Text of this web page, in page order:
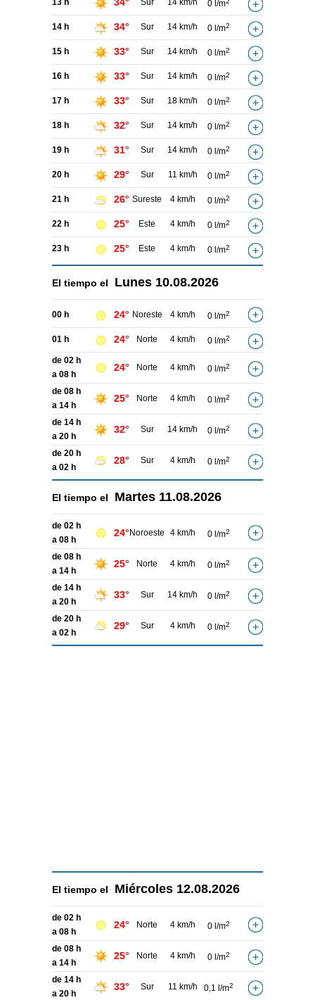
13 h 34° Sur 14 km/h 0 l/m
14 h 34° Sur 14 km/h 0 l/m2
15 h 33° Sur 14 km/h 0 l/m2
16 h 33° Sur 14 km/h 0 l/m2
17 h 33° Sur 18 km/h 0 l/m2
18 h 32° Sur 14 km/h 0 l/m2
19 h 31° Sur 14 km/h 0 l/m2
20 h 29° Sur 11 km/h 0 l/m2
21 h 26° Sureste 4 km/h 0 l/m2
22 h 25° Este 4 km/h 0 l/m2
23 h 25° Este 4 km/h 0 l/m2
El tiempo el Lunes 10.08.2026
00 h 24° Noreste 4 km/h 0 l/m2
01 h 24° Norte 4 km/h 0 l/m2
de 02 h
a 08 h
24° Norte 4 km/h 0 l/m2
de 08 h
a 14 h
25° Norte 4 km/h 0 l/m2
de 14 h
a 20 h
32° Sur 14 km/h 0 l/m2
de 20 h
a 02 h
28° Sur 4 km/h 0 l/m2
El tiempo el Martes 11.08.2026
de 02 h
a 08 h
24° Noroeste 4 km/h 0 l/m2
de 08 h
a 14 h
25° Norte 4 km/h 0 l/m2
de 14 h
a 20 h
33° Sur 14 km/h 0 l/m2
de 20 h
a 02 h
29° Sur 4 km/h 0 l/m2
El tiempo el Miércoles 12.08.2026
de 02 h
a 08 h
24° Norte 4 km/h 0 l/m2
de 08 h
a 14 h
25° Norte 4 km/h 0 l/m2
de 14 h
a 20 h
33° Sur 11 km/h 0,1 l/m2